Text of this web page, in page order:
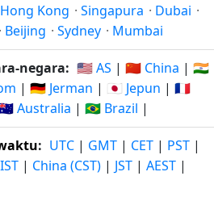
Hong Kong · Singapura · Dubai ·
· Beijing · Sydney · Mumbai
negara: 🇺🇸 AS | 🇨🇳 China | 🇮🇳
| 🇩🇪 Jerman | 🇯🇵 Jepun | 🇫🇷
Australia | 🇧🇷 Brazil |
: UTC | GMT | CET | PST |
IST | China (CST) | JST | AEST |